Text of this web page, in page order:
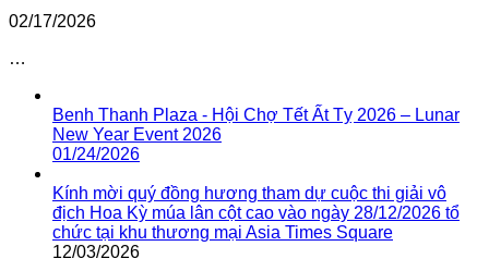
02/17/2026
…
Benh Thanh Plaza - Hội Chợ Tết Ất Tỵ 2026 – Lunar
New Year Event 2026
01/24/2026
Kính mời quý đồng hương tham dự cuộc thi giải vô
địch Hoa Kỳ múa lân cột cao vào ngày 28/12/2026 tổ
chức tại khu thương mại Asia Times Square
12/03/2026